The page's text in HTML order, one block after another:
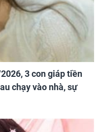
3 con giáp tiền
chạy vào nhà, sự